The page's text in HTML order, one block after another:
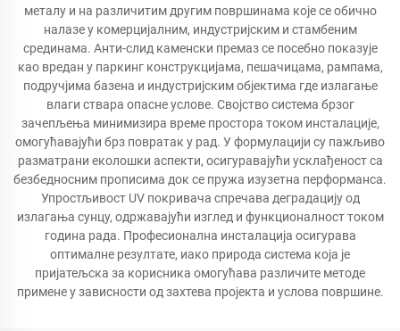
металу и на различитим другим површинама које се обично
налазе у комерцијалним, индустријским и стамбеним
срединама. Анти-слид каменски премаз се посебно показује
као вредан у паркинг конструкцијама, пешачицама, рампама,
подручјима базена и индустријским објектима где излагање
влаги ствара опасне услове. Својство система брзог
зачепљења минимизира време простора током инсталације,
омогућавајући брз повратак у рад. У формулацији су пажљиво
разматрани еколошки аспекти, осигуравајући усклађеност са
безбедносним прописима док се пружа изузетна перформанса.
Упростљивост UV покривача спречава деградацију од
излагања сунцу, одржавајући изглед и функционалност током
година рада. Професионална инсталација осигурава
оптималне резултате, иако природа система која је
пријатељска за корисника омогућава различите методе
примене у зависности од захтева пројекта и услова површине.